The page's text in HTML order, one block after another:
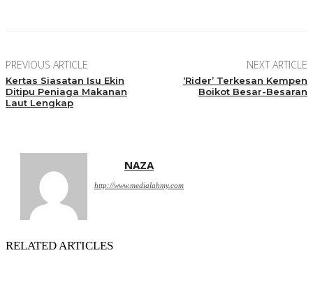
PREVIOUS ARTICLE
Kertas Siasatan Isu Ekin
Ditipu Peniaga Makanan
Laut Lengkap
NEXT ARTICLE
‘Rider’ Terkesan Kempen
Boikot Besar-Besaran
NAZA
http://www.medialahmy.com
RELATED ARTICLES